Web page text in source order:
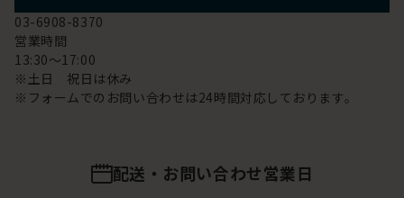
03-6908-8370
営業時間
13:30～17:00
※土日 祝日は休み
※フォームでのお問い合わせは24時間対応しております。
配送・お問い合わせ営業日